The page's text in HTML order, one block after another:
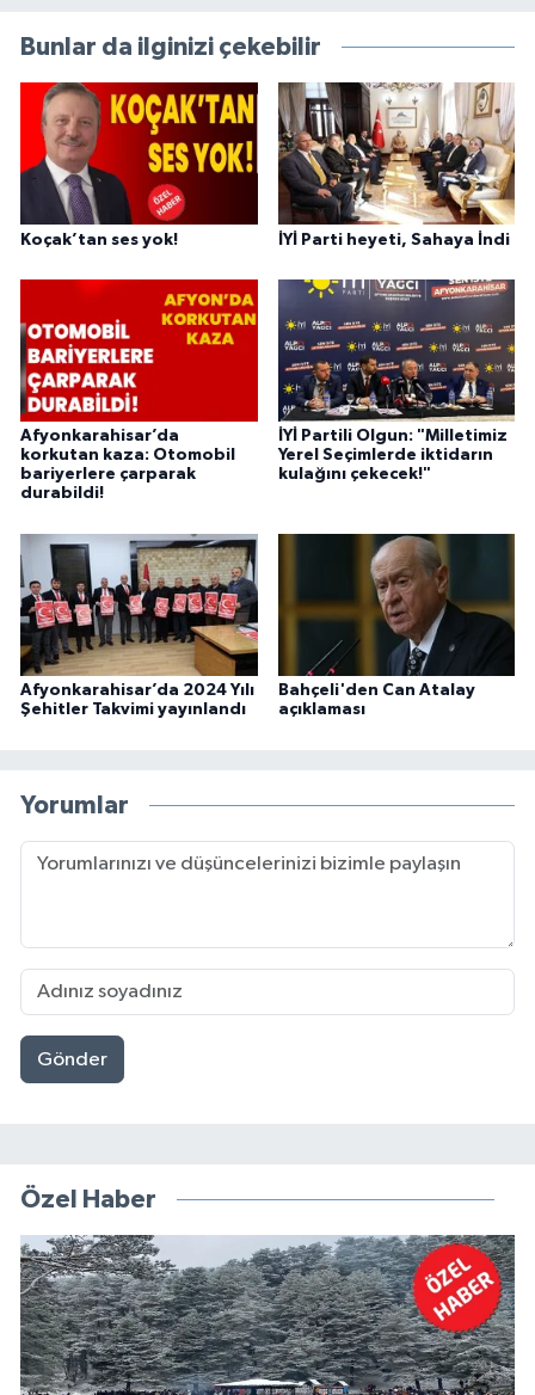
Bunlar da ilginizi çekebilir
Koçak’tan ses yok! İYİ Parti heyeti, Sahaya İndi
Afyonkarahisar’da
korkutan kaza: Otomobil
bariyerlere çarparak
durabildi!
İYİ Partili Olgun: "Milletimiz
Yerel Seçimlerde iktidarın
kulağını çekecek!"
Afyonkarahisar’da 2024 Yılı
Şehitler Takvimi yayınlandı
Bahçeli'den Can Atalay
açıklaması
Yorumlar
Gönder
Özel Haber